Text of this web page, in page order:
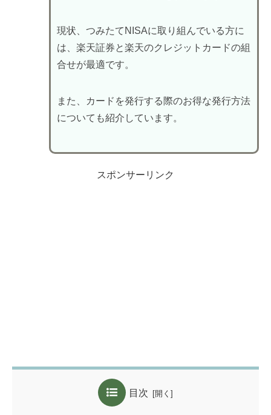
現状、つみたてNISAに取り組んでいる方に
は、楽天証券と楽天のクレジットカードの組
合せが最適です。
また、カードを発行する際のお得な発行方法
についても紹介しています。
スポンサーリンク
目次